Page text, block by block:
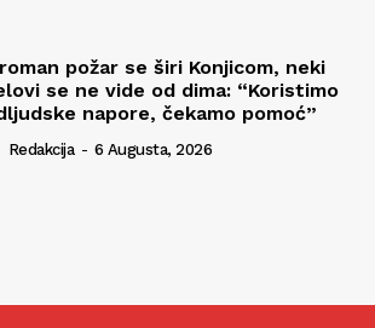
požar se širi Konjicom, neki
se ne vide od dima: “Koristimo
napore, čekamo pomoć”
Redakcija - 6 Augusta, 2026